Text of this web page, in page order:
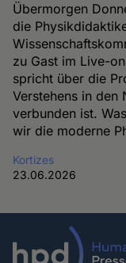
Übermorgen
die
zu Gast im Live-
spricht über die
Verstehens in den
verbunden ist.
wir die moderne
Kortizes
23.06.2026